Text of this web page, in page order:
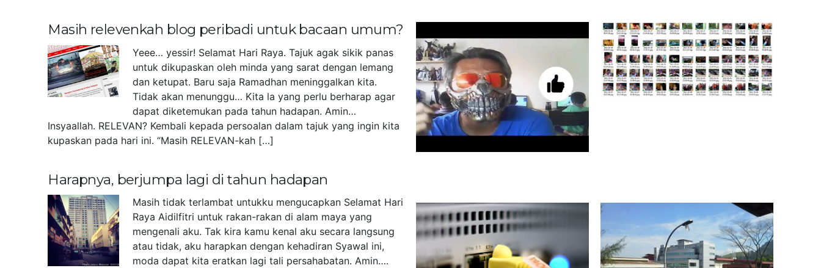
Masih relevenkah blog peribadi untuk bacaan umum?
Yeee… yessir! Selamat Hari Raya. Tajuk agak sikik panas
untuk dikupaskan oleh minda yang sarat dengan lemang
dan ketupat. Baru saja Ramadhan meninggalkan kita.
Tidak akan menunggu… Kita la yang perlu berharap agar
dapat diketemukan pada tahun hadapan. Amin…
Insyaallah. RELEVAN? Kembali kepada persoalan dalam tajuk yang ingin kita
kupaskan pada hari ini. “Masih RELEVAN-kah […]
Harapnya, berjumpa lagi di tahun hadapan
Masih tidak terlambat untukku mengucapkan Selamat Hari
Raya Aidilfitri untuk rakan-rakan di alam maya yang
mengenali aku. Tak kira kamu kenal aku secara langsung
atau tidak, aku harapkan dengan kehadiran Syawal ini,
moda dapat kita eratkan lagi tali persahabatan. Amin….